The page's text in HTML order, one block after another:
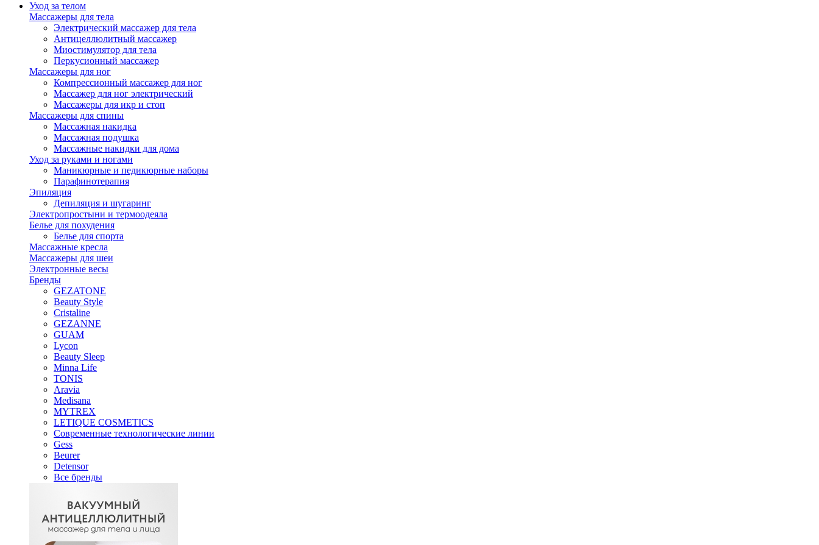
Уход за телом
Массажеры для тела
Электрический массажер для тела
Антицеллюлитный массажер
Миостимулятор для тела
Перкусионный массажер
Массажеры для ног
Компрессионный массажер для ног
Массажер для ног электрический
Массажеры для икр и стоп
Массажеры для спины
Массажная накидка
Массажная подушка
Массажные накидки для дома
Уход за руками и ногами
Маникюрные и педикюрные наборы
Парафинотерапия
Эпиляция
Депиляция и шугаринг
Электропростыни и термоодеяла
Белье для похудения
Белье для спорта
Массажные кресла
Массажеры для шеи
Электронные весы
Бренды
GEZATONE
Beauty Style
Cristaline
GEZANNE
GUAM
Lycon
Beauty Sleep
Minna Life
TONIS
Aravia
Medisana
MYTREX
LETIQUE COSMETICS
Современные технологические линии
Gess
Beurer
Detensor
Все бренды